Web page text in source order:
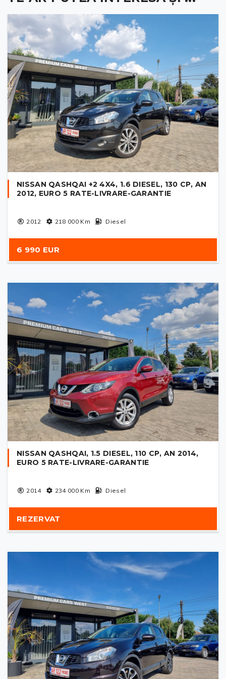
NISSAN QASHQAI +2 4X4, 1.6 DIESEL, 130 CP, AN
2012, EURO 5 RATE-LIVRARE-GARANTIE
2012 218 000Km Diesel
6 990 EUR
NISSAN QASHQAI, 1.5 DIESEL, 110 CP, AN 2014,
EURO 5 RATE-LIVRARE-GARANTIE
2014 234 000Km Diesel
REZERVAT